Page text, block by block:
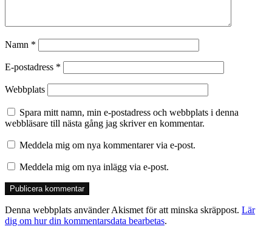
Namn *
E-postadress *
Webbplats
Spara mitt namn, min e-postadress och webbplats i denna
webbläsare till nästa gång jag skriver en kommentar.
Meddela mig om nya kommentarer via e-post.
Meddela mig om nya inlägg via e-post.
Denna webbplats använder Akismet för att minska skräppost. Lär
dig om hur din kommentarsdata bearbetas.